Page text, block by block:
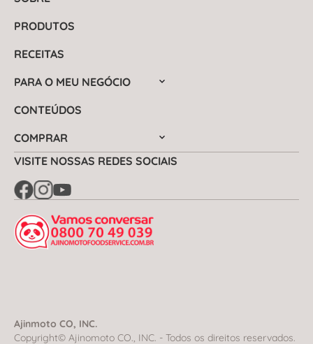
PRODUTOS
RECEITAS
PARA O MEU NEGÓCIO
CONTEÚDOS
COMPRAR
VISITE NOSSAS REDES SOCIAIS
Ajinmoto CO, INC.
Copyright© Ajinomoto CO., INC. - Todos os direitos reservados.